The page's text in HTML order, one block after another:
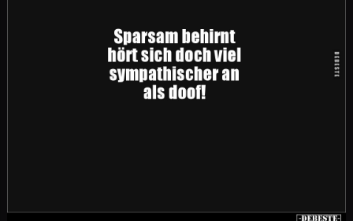
Ihr seid meine Lieblingsverrückten. Das musste
mal gesagt werden!